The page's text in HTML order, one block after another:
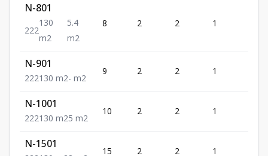
N-801
222
130
m2
5.4
m2
8 2 2 1
N-901
222130 m2- m2
9 2 2 1
N-1001
222130 m25 m2
10 2 2 1
N-1501
15 2 2 1